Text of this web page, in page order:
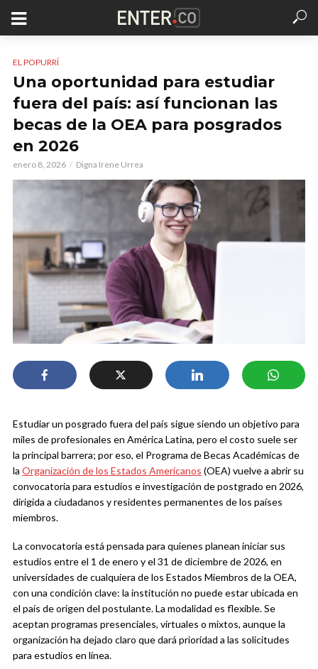
EL POPURRÍ
Una oportunidad para estudiar
fuera del país: así funcionan las
becas de la OEA para posgrados
en 2026
enero 8, 2026 Digna Irene Urrea
Estudiar un posgrado fuera del país sigue siendo un objetivo para
miles de profesionales en América Latina, pero el costo suele ser
la principal barrera; por eso, el Programa de Becas Académicas de
la Organización de los Estados Americanos (OEA) vuelve a abrir su
convocatoria para estudios e investigación de postgrado en 2026,
dirigida a ciudadanos y residentes permanentes de los países
miembros.
La convocatoria está pensada para quienes planean iniciar sus
estudios entre el 1 de enero y el 31 de diciembre de 2026, en
universidades de cualquiera de los Estados Miembros de la OEA,
con una condición clave: la institución no puede estar ubicada en
el país de origen del postulante. La modalidad es flexible. Se
aceptan programas presenciales, virtuales o mixtos, aunque la
organización ha dejado claro que dará prioridad a las solicitudes
para estudios en línea.